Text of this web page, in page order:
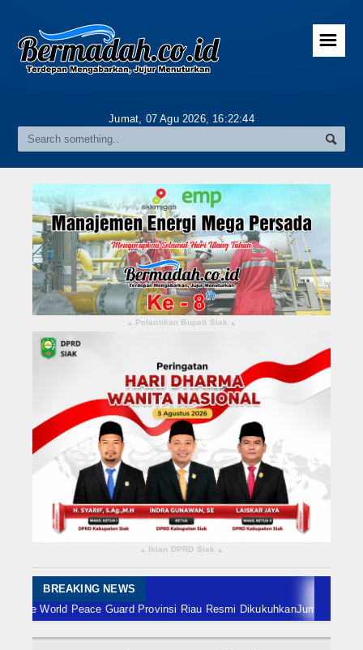
Home
Gallery
Riau
Daerah
Pekanbaru
Pelalawan
Kampar
Rokan Hulu
Bengkalis
Meranti
Indragiri Hulu
Kuansing
Siak
☰
Jumat, 07 Agu 2026, 16:22:45
▴ Pelantikan Bupati Siak ▴
▴ Iklan DPRD Siak ▴
BREAKING NEWS
Peace Guard Provinsi Riau Resmi DikukuhkanJumat 7 Agustus,